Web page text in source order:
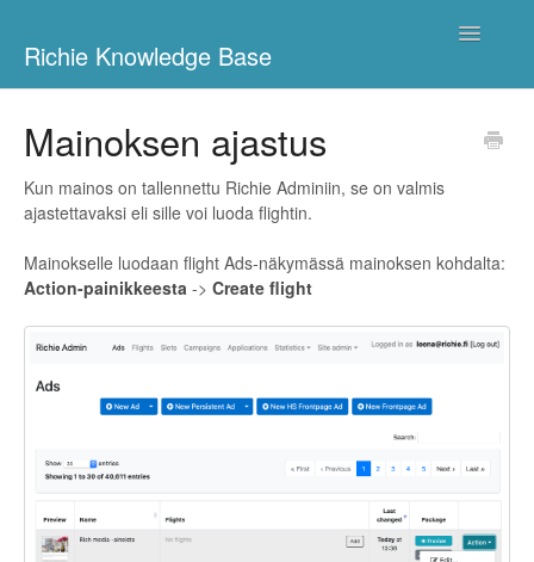
Richie Knowledge Base
Toggle
Richie Ads Admin
Richie App
Richie Books Admin
Richie Digilehdet
Mainoksen ajastus
Kun mainos on tallennettu Richie Adminiin, se on valmis
ajastettavaksi eli sille voi luoda flightin.
Mainokselle luodaan flight Ads-näkymässä mainoksen kohdalta:
Action-painikkeesta -> Create flight